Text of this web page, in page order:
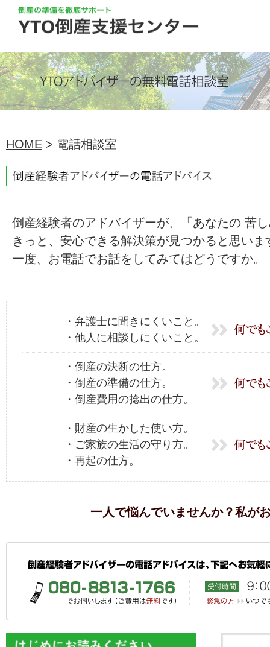
HOME > 電話相談室
倒産経験者のアドバイザーが、「あなたの 苦
きっと、安心できる解決策が見つかると思いま
一度、お電話でお話をしてみてはどうですか。
・弁護士に聞きにくいこと。
・他人に相談しにくいこと。
・倒産の決断の仕方。
・倒産の準備の仕方。
・倒産費用の捻出の仕方。
・財産の生かした使い方。
・ご家族の生活の守り方。
・再起の仕方。
一人で悩んでいませんか？私が